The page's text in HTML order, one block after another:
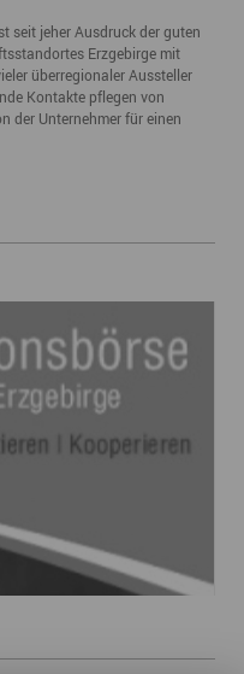
seit jeher Ausdruck der guten
Erzgebirge mit
überregionaler Aussteller
Kontakte pflegen von
der Unternehmer für einen